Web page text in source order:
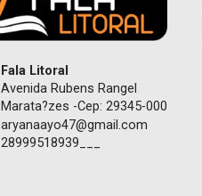
Fala Litoral
Avenida Rubens Rangel
Marata?zes -Cep: 29345-000
aryanaayo47@gmail.com
28999518939___